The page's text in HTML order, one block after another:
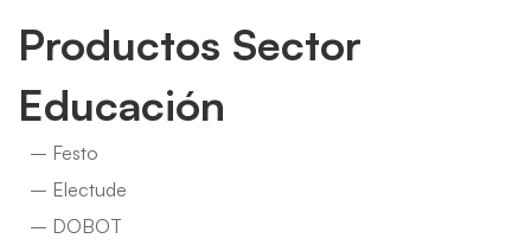
Productos Sector
Educación
– Festo
– Electude
– DOBOT